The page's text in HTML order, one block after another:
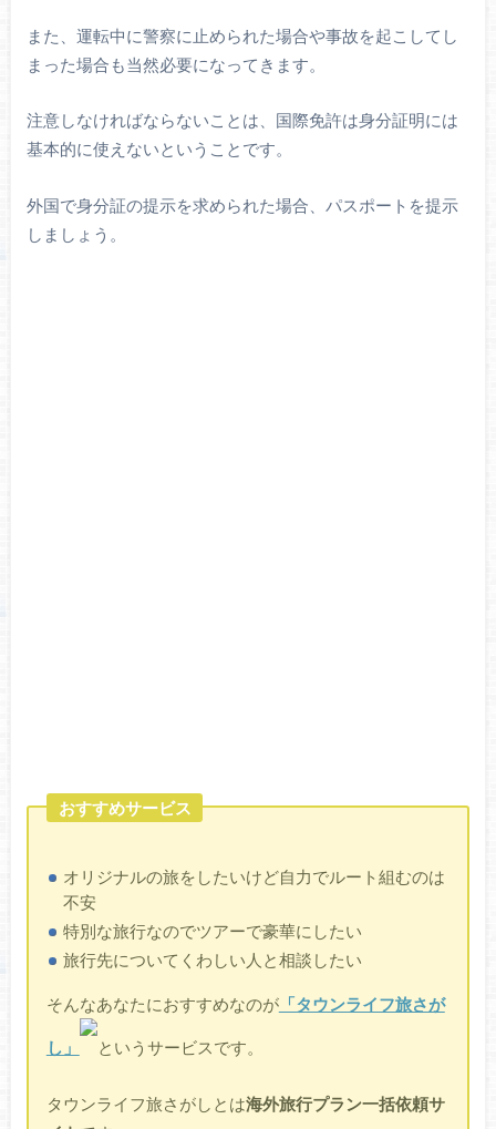
また、運転中に警察に止められた場合や事故を起こしてし
まった場合も当然必要になってきます。
注意しなければならないことは、国際免許は身分証明には
基本的に使えないということです。
外国で身分証の提示を求められた場合、パスポートを提示
しましょう。
おすすめサービス
オリジナルの旅をしたいけど自力でルート組むのは
不安
特別な旅行なのでツアーで豪華にしたい
旅行先についてくわしい人と相談したい
そんなあなたにおすすめなのが「タウンライフ旅さが
し」 というサービスです。
タウンライフ旅さがしとは海外旅行プラン一括依頼サ